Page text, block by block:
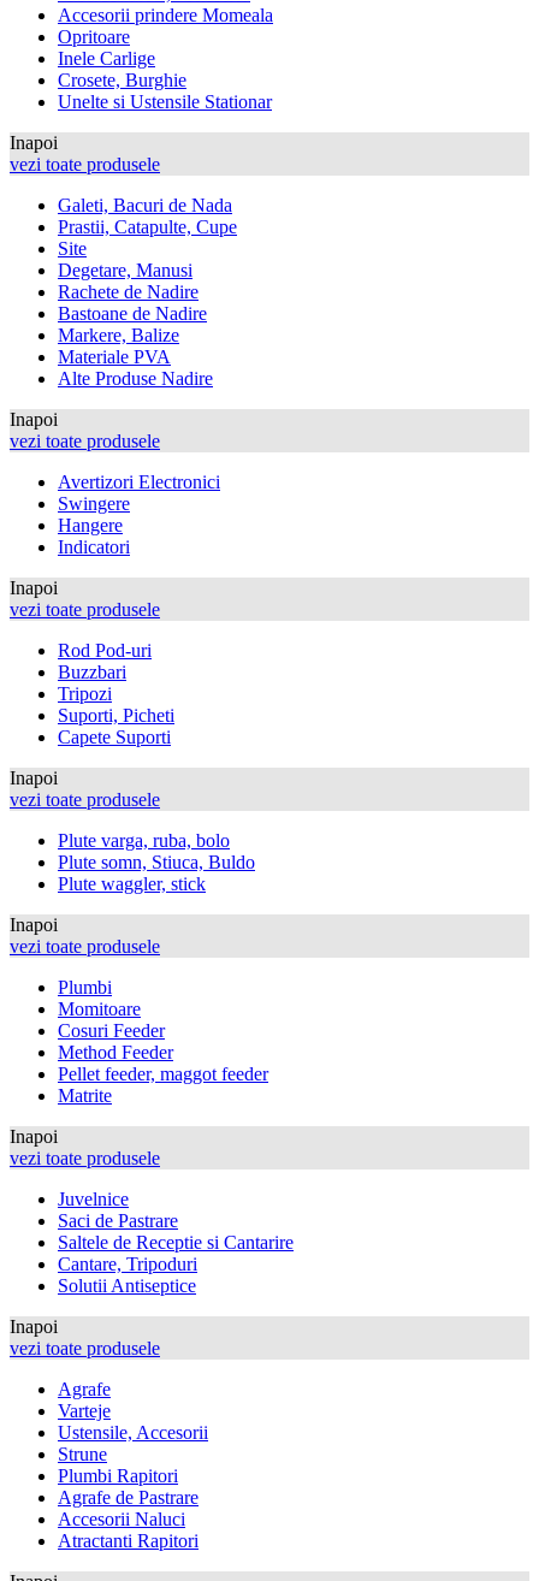
Accesorii prindere Momeala
Opritoare
Inele Carlige
Crosete, Burghie
Unelte si Ustensile Stationar
Inapoi
vezi toate produsele
Galeti, Bacuri de Nada
Prastii, Catapulte, Cupe
Site
Degetare, Manusi
Rachete de Nadire
Bastoane de Nadire
Markere, Balize
Materiale PVA
Alte Produse Nadire
Inapoi
vezi toate produsele
Avertizori Electronici
Swingere
Hangere
Indicatori
Inapoi
vezi toate produsele
Rod Pod-uri
Buzzbari
Tripozi
Suporti, Picheti
Capete Suporti
Inapoi
vezi toate produsele
Plute varga, ruba, bolo
Plute somn, Stiuca, Buldo
Plute waggler, stick
Inapoi
vezi toate produsele
Plumbi
Momitoare
Cosuri Feeder
Method Feeder
Pellet feeder, maggot feeder
Matrite
Inapoi
vezi toate produsele
Juvelnice
Saci de Pastrare
Saltele de Receptie si Cantarire
Cantare, Tripoduri
Solutii Antiseptice
Inapoi
vezi toate produsele
Agrafe
Varteje
Ustensile, Accesorii
Strune
Plumbi Rapitori
Agrafe de Pastrare
Accesorii Naluci
Atractanti Rapitori